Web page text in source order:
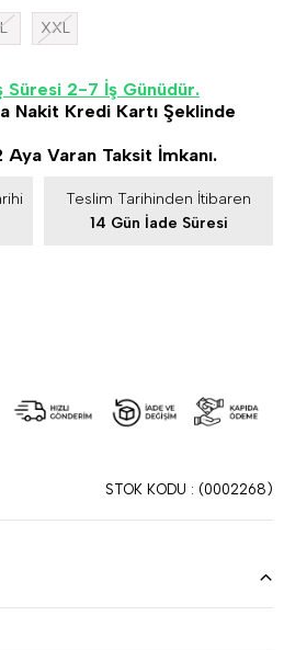
XXL
Süresi 2-7 İş Günüdür.
Nakit Kredi Kartı Şeklinde
Aya Varan Taksit İmkanı.
Teslim Tarihinden İtibaren
14 Gün İade Süresi
STOK KODU (0002268)